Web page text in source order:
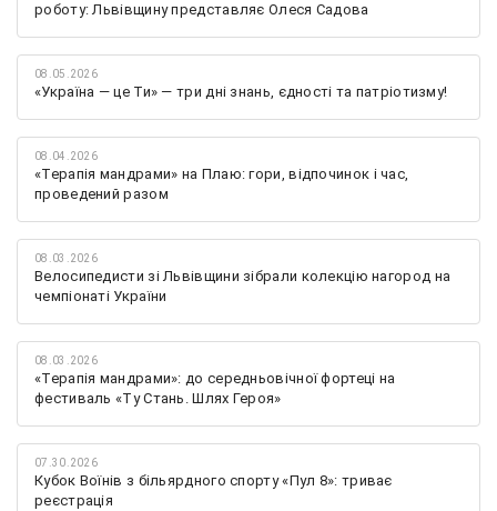
роботу: Львівщину представляє Олеся Садова
08.05.2026
«Україна — це Ти» — три дні знань, єдності та патріотизму!
08.04.2026
«Терапія мандрами» на Плаю: гори, відпочинок і час,
проведений разом
08.03.2026
Велосипедисти зі Львівщини зібрали колекцію нагород на
чемпіонаті України
08.03.2026
«Терапія мандрами»: до середньовічної фортеці на
фестиваль «Ту Стань. Шлях Героя»
07.30.2026
Кубок Воїнів з більярдного спорту «Пул 8»: триває
реєстрація